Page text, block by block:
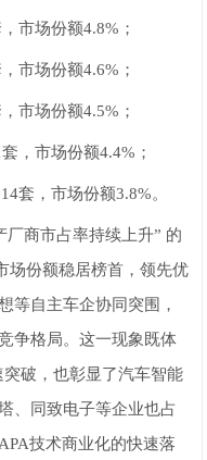
市场份额4.8%；
市场份额4.6%；
市场份额4.5%；
，市场份额4.4%；
套，市场份额3.8%。
厂商市占率持续上升” 的
场份额稳居榜首，领先优
等自主车企协同突围，
争格局。这一现象既体
破，也彰显了汽车智能
、同致电子等企业也占
技术商业化的快速落